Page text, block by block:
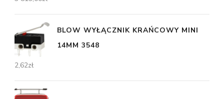
BLOW WYŁĄCZNIK KRAŃCOWY MINI
14MM 3548
2,62zł